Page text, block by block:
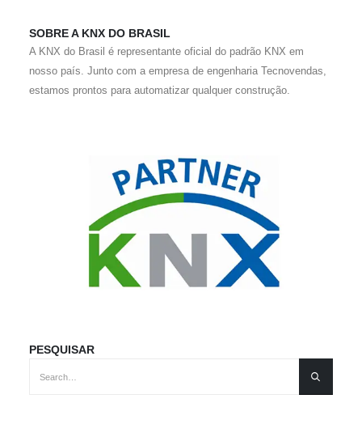
SOBRE A KNX DO BRASIL
A KNX do Brasil é representante oficial do padrão KNX em
nosso país. Junto com a empresa de engenharia Tecnovendas,
estamos prontos para automatizar qualquer construção.
PESQUISAR